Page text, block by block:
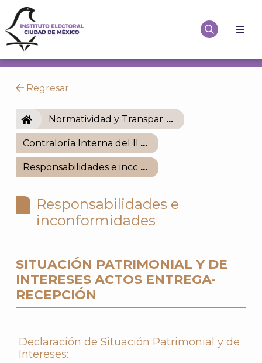
Regresar
IECMNormatividad y Transparencia
Contraloría Interna del IECM
Responsabilidades e inconformidades
Responsabilidades e
inconformidades
SITUACIÓN PATRIMONIAL Y DE
INTERESES ACTOS ENTREGA-
RECEPCIÓN
Declaración de Situación Patrimonial y de
Intereses: